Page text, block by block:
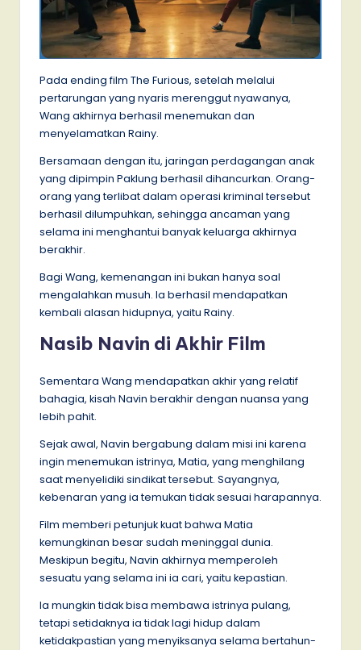
Pada ending film The Furious, setelah melalui
pertarungan yang nyaris merenggut nyawanya,
Wang akhirnya berhasil menemukan dan
menyelamatkan Rainy.
Bersamaan dengan itu, jaringan perdagangan anak
yang dipimpin Paklung berhasil dihancurkan. Orang-
orang yang terlibat dalam operasi kriminal tersebut
berhasil dilumpuhkan, sehingga ancaman yang
selama ini menghantui banyak keluarga akhirnya
berakhir.
Bagi Wang, kemenangan ini bukan hanya soal
mengalahkan musuh. Ia berhasil mendapatkan
kembali alasan hidupnya, yaitu Rainy.
Nasib Navin di Akhir Film
Sementara Wang mendapatkan akhir yang relatif
bahagia, kisah Navin berakhir dengan nuansa yang
lebih pahit.
Sejak awal, Navin bergabung dalam misi ini karena
ingin menemukan istrinya, Matia, yang menghilang
saat menyelidiki sindikat tersebut. Sayangnya,
kebenaran yang ia temukan tidak sesuai harapannya.
Film memberi petunjuk kuat bahwa Matia
kemungkinan besar sudah meninggal dunia.
Meskipun begitu, Navin akhirnya memperoleh
sesuatu yang selama ini ia cari, yaitu kepastian.
Ia mungkin tidak bisa membawa istrinya pulang,
tetapi setidaknya ia tidak lagi hidup dalam
ketidakpastian yang menyiksanya selama bertahun-